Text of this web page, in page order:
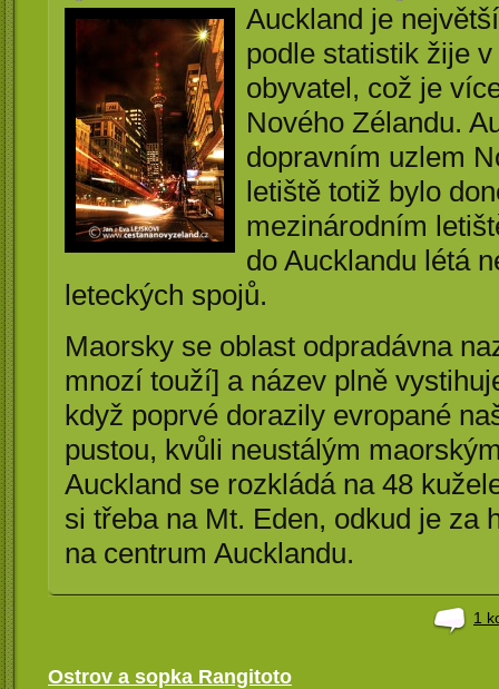
Auckland je
podle statistik žije
obyvatel, což je
Nového Zélandu.
dopravním uzlem
letiště totiž bylo
mezinárodním
do Aucklandu létá
leteckých spojů.
Maorsky se oblast odpradávna
mnozí touží] a název plně
když poprvé dorazily evropané
pustou, kvůli neustálým
Auckland se rozkládá na 48
si třeba na Mt. Eden, odkud je za
na centrum Aucklandu.
1
Ostrov a sopka Rangitoto